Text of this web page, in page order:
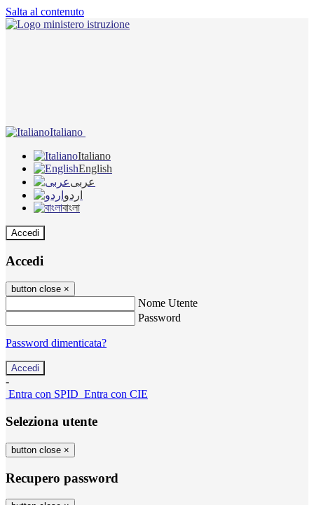
Salta al contenuto
Italiano
Italiano
English
عربى
اردو
বাংলা
Accedi
Accedi
button close ×
Nome Utente
Password
Password dimenticata?
-
Entra con SPID Entra con CIE
Seleziona utente
button close ×
Recupero password